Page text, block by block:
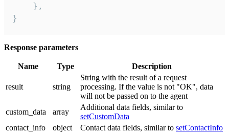
    },
}
Response parameters
Name Type Description
result string
String with the result of a request
processing. If the value is not "OK", data
will not be passed on to the agent
custom_data
array
Additional data fields, similar to
setCustomData
contact_info
object Contact data fields, similar to setContactInfo